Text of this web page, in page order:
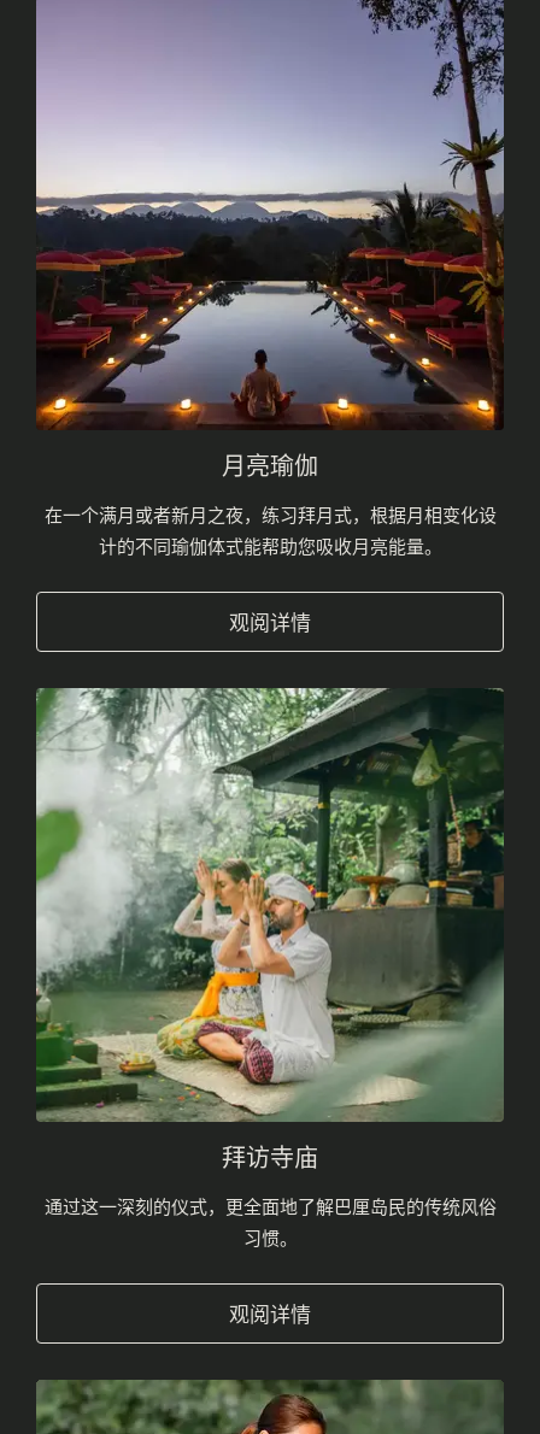
月亮瑜伽
在一个满月或者新月之夜，练习拜月式，根据月相变化设
计的不同瑜伽体式能帮助您吸收月亮能量。
观阅详情
拜访寺庙
通过这一深刻的仪式，更全面地了解巴厘岛民的传统风俗
习惯。
观阅详情